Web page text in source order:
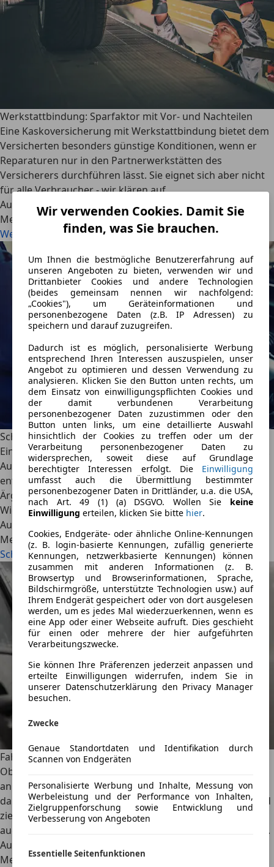
Wir verwenden Cookies. Damit Sie
finden, was Sie brauchen.
Um Ihnen die bestmögliche Benutzererfahrung auf
unseren Angeboten zu bieten, verwenden wir und
Drittanbieter Cookies und andere Technologien
(beides gemeinsam nennen wir nachfolgend:
„Cookies"), um Geräteinformationen und
personenbezogene Daten (z.B. IP Adressen) zu
speichern und darauf zuzugreifen.
Dadurch ist es möglich, personalisierte Werbung
entsprechend Ihren Interessen auszuspielen, unser
Angebot zu optimieren und dessen Verwendung zu
analysieren. Klicken Sie den Button unten rechts, um
dem Einsatz von einwilligungspflichten Cookies und
der damit verbundenen Verarbeitung
personenbezogener Daten zuzustimmen oder den
Button unten links, um eine detaillierte Auswahl
hinsichtlich der Cookies zu treffen oder um der
Verarbeitung personenbezogener Daten zu
widersprechen, soweit diese auf Grundlage
berechtigter Interessen erfolgt. Die Einwilligung
umfasst auch die Übermittlung bestimmter
personenbezogener Daten in Drittländer, u.a. die USA,
nach Art. 49 (1) (a) DSGVO. Wollen Sie keine
Einwilligung erteilen, klicken Sie bitte hier.
Cookies, Endgeräte- oder ähnliche Online-Kennungen
(z. B. login-basierte Kennungen, zufällig generierte
Kennungen, netzwerkbasierte Kennungen) können
zusammen mit anderen Informationen (z. B.
Browsertyp und Browserinformationen, Sprache,
Bildschirmgröße, unterstützte Technologien usw.) auf
Ihrem Endgerät gespeichert oder von dort ausgelesen
werden, um es jedes Mal wiederzuerkennen, wenn es
eine App oder einer Webseite aufruft. Dies geschieht
für einen oder mehrere der hier aufgeführten
Verarbeitungszwecke.
Sie können Ihre Präferenzen jederzeit anpassen und
erteilte Einwilligungen widerrufen, indem Sie in
unserer Datenschutzerklärung den Privacy Manager
besuchen.
Zwecke
Genaue Standortdaten und Identifikation durch
Scannen von Endgeräten
Personalisierte Werbung und Inhalte, Messung von
Werbeleistung und der Performance von Inhalten,
Zielgruppenforschung sowie Entwicklung und
Verbesserung von Angeboten
Essentielle Seitenfunktionen
Werkstattbindung: Sparfaktor mit Vor- und Nachteilen
Eine Kaskoversicherung mit Werkstattbindung bietet dem
Versicherten besonders günstige Konditionen, wenn er
Reparaturen nur in den Partnerwerkstätten des
Versicherers durchführen lässt. Sie eignet sich aber nicht
für alle Verbraucher - wir klären auf.
AutoScout24
30.08.2024
7 Min. Lesezeit
Mehr lesen
Werkstattbindung: Sparfaktor mit Vor- und Nachteilen
Schadensregulierung: So bekommst du dein Geld
Ein Unfall ist immer ein schlimmes Ereignis für Autofahrer.
Auch wenn in den meisten Fällen nur Blechschaden
entsteht, kann die Schadensregulierung zum großen
Ärgernis nach dem Unfall werden. Hier erfährst du alles
Wichtige zu diesem Thema und erhältst praktische Tipps.
AutoScout24
Mehr lesen
Schadensregulierung: So bekommst du dein Geld
Fahrerflucht: Strafen bei Kratzer, Blechschaden und Co.
Ob Unfall oder kleiner Parkrempler, wer dabei Schaden
anrichtet, muss Melde- wie Wartepflichten beachten und
darf nicht einfach wegfahren. Das gilt als Fahrerflucht und
zieht neben straf- wie verkehrsrechtlichen Konsequenzen
auch noch Probleme beim Versicherungsschutz nach sich.
AutoScout24
Mehr lesen